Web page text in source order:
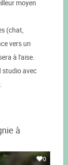
moyen
(chat,
vers un
à l'aise.
studio avec
à
0